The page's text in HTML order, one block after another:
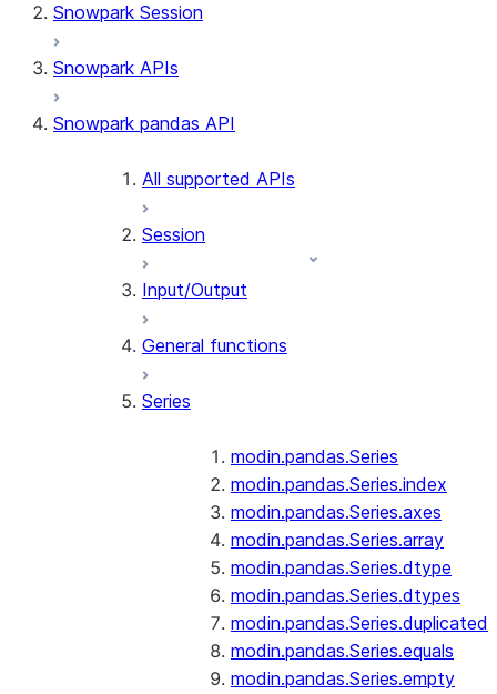
Snowpark Session
Snowpark APIs
Snowpark pandas API
All supported APIs
Session
Input/Output
General functions
Series
modin.pandas.Series
modin.pandas.Series.index
modin.pandas.Series.axes
modin.pandas.Series.array
modin.pandas.Series.dtype
modin.pandas.Series.dtypes
modin.pandas.Series.duplicated
modin.pandas.Series.equals
modin.pandas.Series.empty